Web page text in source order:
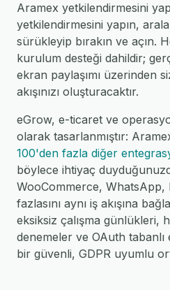
Aramex yetkilendirmesini
yetkilendirmesini yapın,
sürükleyip bırakın ve açın.
kurulum desteği dahildir;
ekran paylaşımı üzerinden
akışınızı oluşturacaktır.
eGrow, e-ticaret ve
olarak tasarlanmıştır:
100'den fazla diğer
böylece ihtiyaç
WooCommerce, WhatsApp,
fazlasını aynı iş akışına
eksiksiz çalışma günlükleri,
denemeler ve OAuth
bir güvenli, GDPR uyumlu